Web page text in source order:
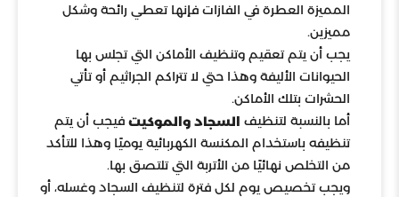
المميزة العطرة في الفازات فإنها تعطي رائحة وشكل
مميزين.
يجب أن يتم تعقيم وتنظيف الأماكن التي تجلس بها
الحيوانات الأليفة وهذا حتي لا تتراكم الجراثيم أو تأتي
الحشرات بتلك الأماكن.
أما بالنسبة لتنظيف السجاد والموكيت فيجب أن يتم
تنظيفه باستخدام المكنسة الكهربائية يوميًا وهذا للتأكد
من التخلص نهائيًا من الأتربة التي تلتصق بها.
ويجب تخصيص يوم لكل فترة لتنظيف السجاد وغسله، أو